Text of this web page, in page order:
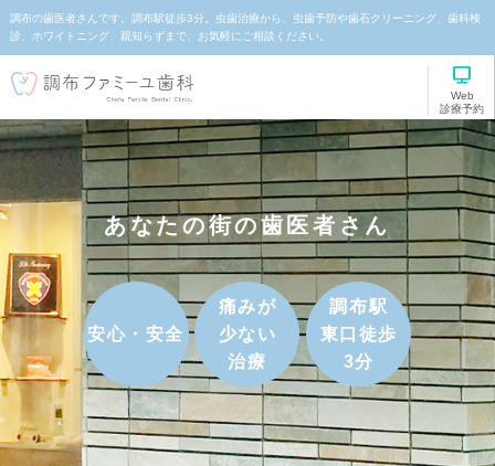
調布の歯医者さんです。調布駅徒歩3分。虫歯治療から、虫歯予防や歯石クリーニング、歯科検
診、ホワイトニング、親知らずまで、お気軽にご相談ください。
Web
診療予約
あなたの街の歯医者さん
安心・安全
痛みが
少ない
治療
調布駅
東口徒歩
3分